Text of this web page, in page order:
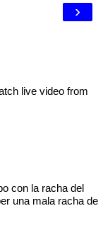
›
live video from
con la racha del
una mala racha de